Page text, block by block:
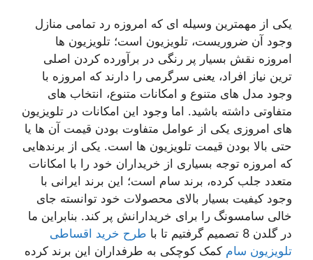
یکی از مهمترین وسیله ای که امروزه رد تمامی منازل
وجود آن ضروریست، تلویزیون است؛ تلویزیون ها
امروزه نقش بسیار پر رنگی در برآورده کردن اصلی
ترین نیاز افراد، یعنی سرگرمی را دارند که امروزه با
وجود مدل های متنوع و امکانات متنوع، انتخاب های
متفاوتی داشته باشید. اما وجود این امکانات در تلویزیون
های امروزی یکی از عوامل متفاوت بودن قیمت آن ها یا
حتی بالا بودن قیمت تلویزیون ها است. یکی از برندهایی
که امروزه توجه بسیاری از خریداران خود را با امکانات
متعدد جلب کرده، برند سام است؛ این برند ایرانی با
وجود کیفیت بسیار بالای محصولات خود توانسته جای
خالی سامسونگ را برای خریدارانش پر کند. بنابراین ما
در گلدن 8 تصمیم گرفتیم تا با
طرح خرید اقساطی
تلویزیون سام کمک کوچکی به طرفداران این برند کرده